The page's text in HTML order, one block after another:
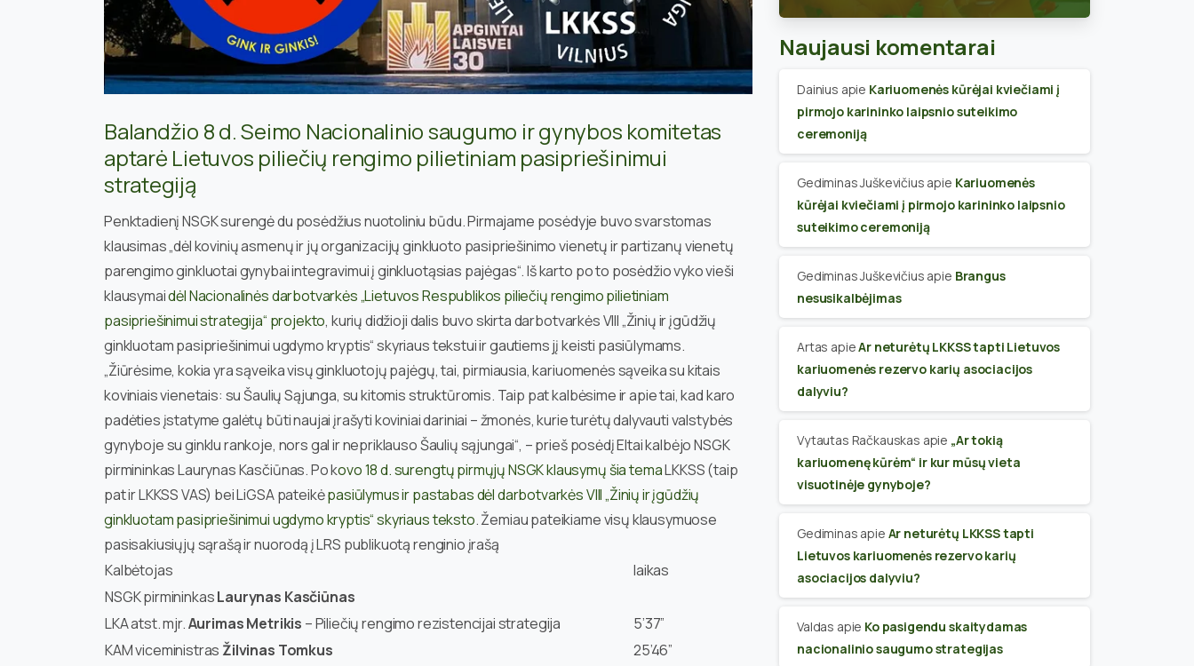
Balandžio 8 d. Seimo Nacionalinio saugumo ir gynybos komitetas
aptarė Lietuvos piliečių rengimo pilietiniam pasipriešinimui
strategiją
Penktadienį NSGK surengė du posėdžius nuotoliniu būdu. Pirmajame posėdyje buvo svarstomas
klausimas „dėl kovinių asmenų ir jų organizacijų ginkluoto pasipriešinimo vienetų ir partizanų vienetų
parengimo ginkluotai gynybai integravimui į ginkluotąsias pajėgas“. Iš karto po to posėdžio vyko vieši
klausymaidėl Nacionalinės darbotvarkės „Lietuvos Respublikos piliečių rengimo pilietiniam
pasipriešinimui strategija“ projekto, kurių didžioji dalis buvo skirta darbotvarkės VIII „Žinių ir įgūdžių
ginkluotam pasipriešinimui ugdymo kryptis“ skyriaus tekstui ir gautiems jį keisti pasiūlymams.
„Žiūrėsime, kokia yra sąveika visų ginkluotojų pajėgų, tai, pirmiausia, kariuomenės sąveika su kitais
koviniais vienetais: su Šaulių Sąjunga, su kitomis struktūromis. Taip pat kalbėsime ir apie tai, kad karo
padėties įstatyme galėtų būti naujai įrašyti koviniai dariniai – žmonės, kurie turėtų dalyvauti valstybės
gynyboje su ginklu rankoje, nors gal ir nepriklauso Šaulių sąjungai“, – prieš posėdį Eltai kalbėjo NSGK
pirmininkas Laurynas Kasčiūnas. Po kovo 18 d. surengtų pirmųjų NSGK klausymų šia temaLKKSS (taip
pat ir LKKSS VAS) bei LiGSA pateikėpasiūlymus ir pastabas dėl darbotvarkės VIII „Žinių ir įgūdžių
ginkluotam pasipriešinimui ugdymo kryptis“ skyriaus teksto. Žemiau pateikiame visų klausymuose
pasisakiusiųjų sąrašą ir nuorodą į LRS publikuotą renginio įrašą
Kalbėtojas
laikas
NSGK pirmininkasLaurynas Kasčiūnas
LKA atst. mjr.Aurimas Metrikis – Piliečių rengimo rezistencijai strategija
5’37”
KAM viceministras Žilvinas Tomkus
25’46”
skyriaus narius
Naujausi komentarai
Dainius apie Kariuomenės kūrėjai kviečiami į
pirmojo karininko laipsnio suteikimo
ceremoniją
Gediminas Juškevičius apie Kariuomenės
kūrėjai kviečiami į pirmojo karininko laipsnio
suteikimo ceremoniją
Gediminas Juškevičius apie Brangus
nesusikalbėjimas
Artas apieAr neturėtų LKKSS tapti Lietuvos
kariuomenės rezervo karių asociacijos
dalyviu?
Vytautas Račkauskas apie „Ar tokią
kariuomenę kūrėm“ ir kur mūsų vieta
visuotinėje gynyboje?
Gediminas apie Ar neturėtų LKKSS tapti
Lietuvos kariuomenės rezervo karių
asociacijos dalyviu?
Valdas apie Ko pasigendu skaitydamas
nacionalinio saugumo strategijas